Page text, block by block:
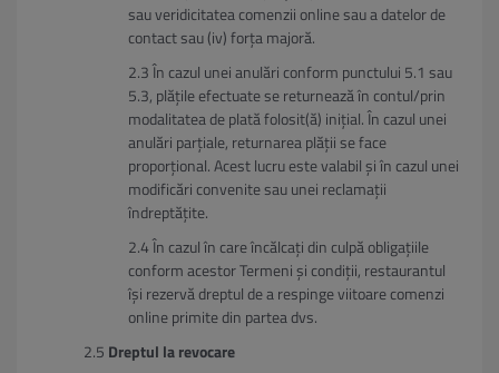
sau veridicitatea comenzii online sau a datelor de
contact sau (iv) forța majoră.
În cazul unei anulări conform punctului 5.1 sau
5.3, plățile efectuate se returnează în contul/prin
modalitatea de plată folosit(ă) inițial. În cazul unei
anulări parțiale, returnarea plății se face
proporțional. Acest lucru este valabil și în cazul unei
modificări convenite sau unei reclamații
îndreptățite.
În cazul în care încălcați din culpă obligațiile
conform acestor Termeni și condiții, restaurantul
își rezervă dreptul de a respinge viitoare comenzi
online primite din partea dvs.
Dreptul la revocare